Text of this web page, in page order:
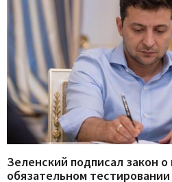
Зеленский подписал закон
обязательном тестировании